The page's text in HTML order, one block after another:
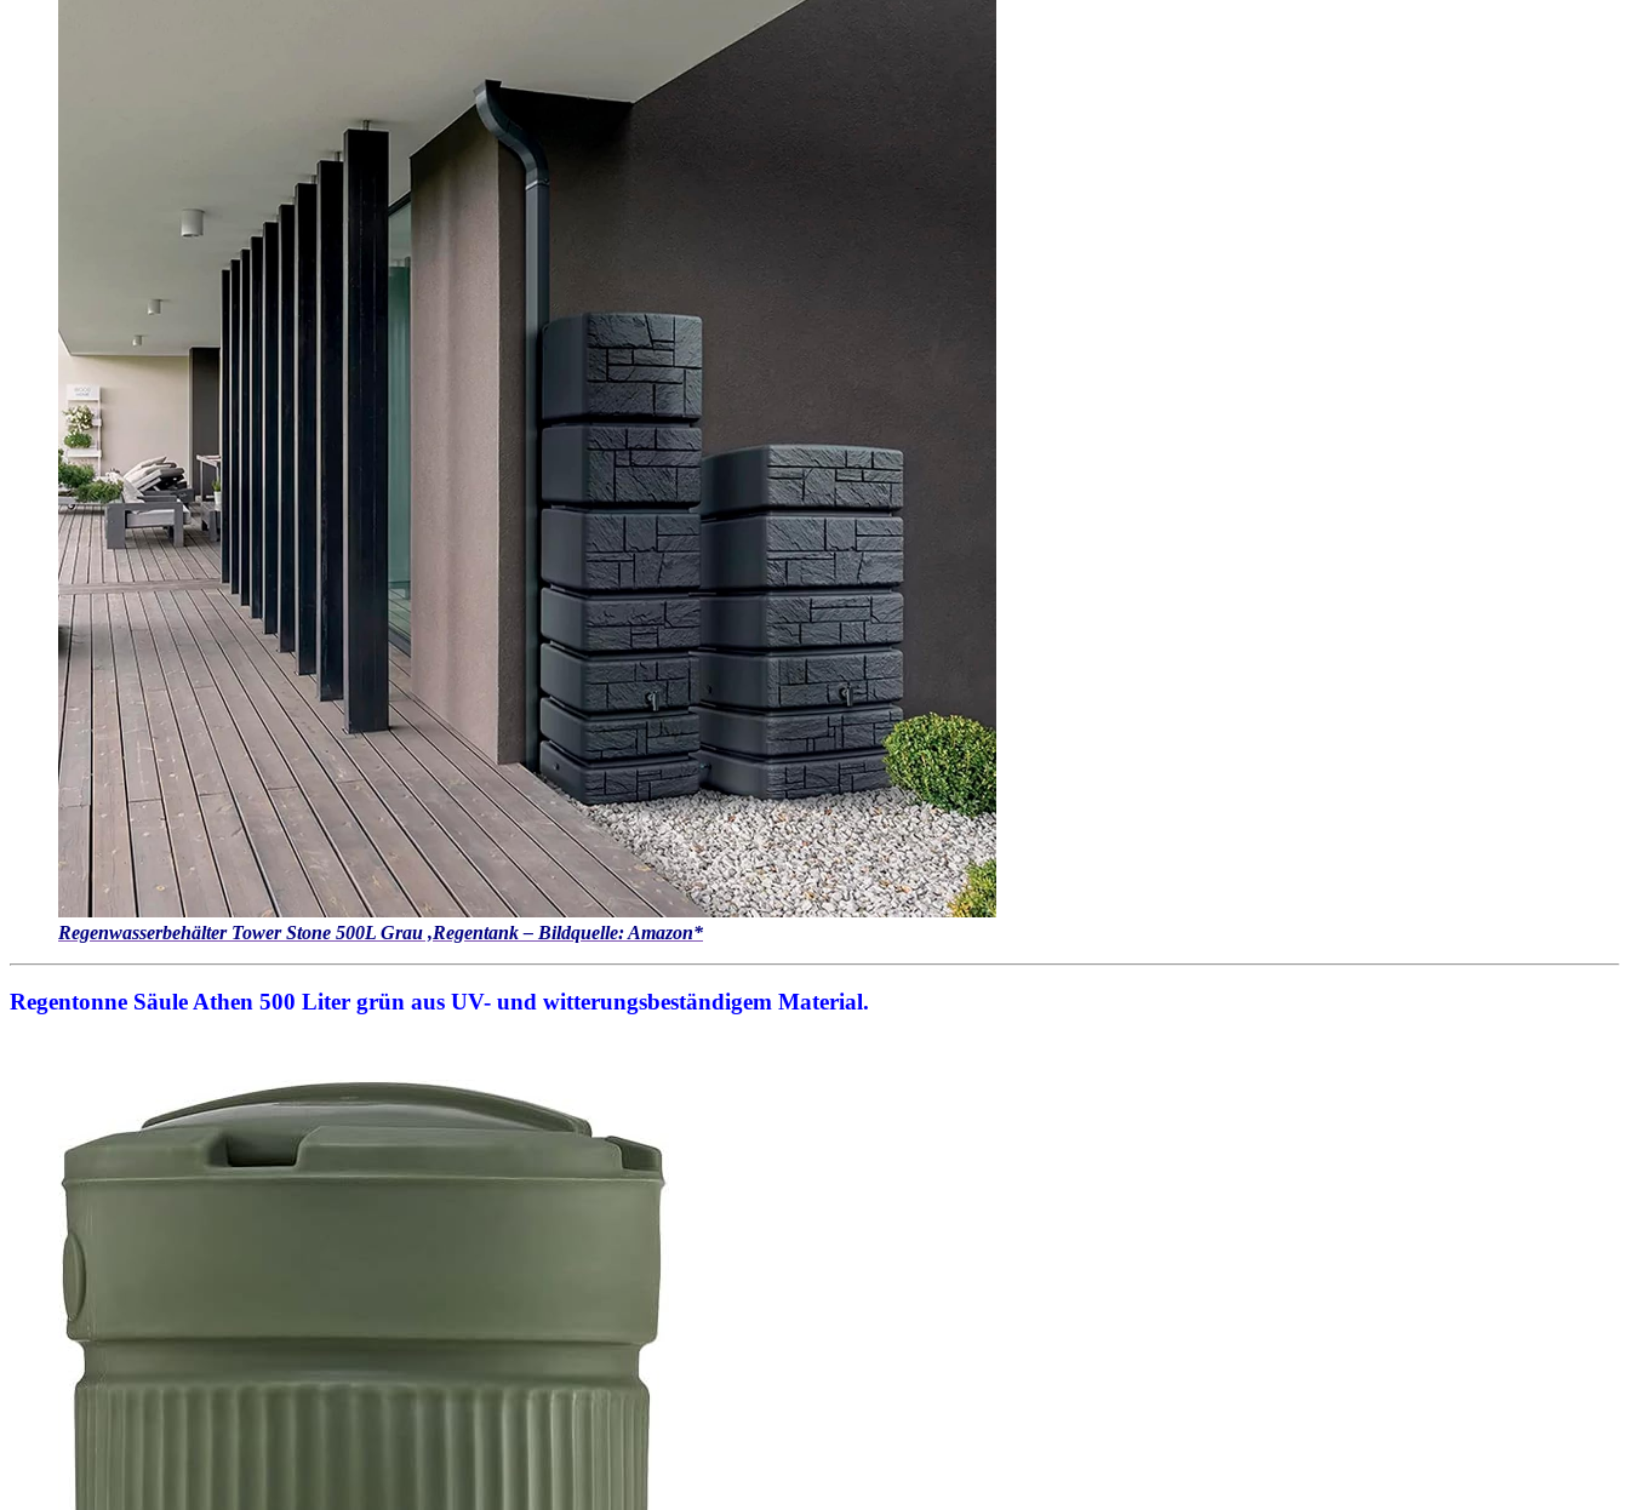
Regenwasserbehälter Tower Stone 500L Grau ,Regentank – Bildquelle: Amazon*
Regentonne Säule Athen 500 Liter grün aus UV- und witterungsbeständigem Material.